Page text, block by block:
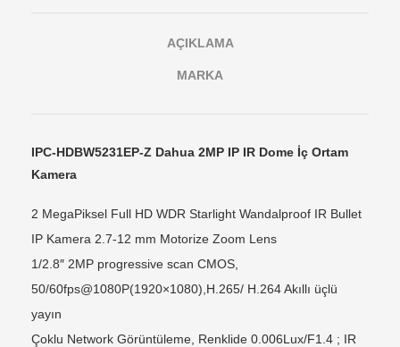
AÇIKLAMA
MARKA
IPC-HDBW5231EP-Z Dahua 2MP IP IR Dome İç Ortam
Kamera
2 MegaPiksel Full HD WDR Starlight Wandalproof IR Bullet
IP Kamera 2.7-12 mm Motorize Zoom Lens
1/2.8″ 2MP progressive scan CMOS,
50/60fps@1080P(1920×1080),H.265/ H.264 Akıllı üçlü
yayın
Çoklu Network Görüntüleme, Renklide 0.006Lux/F1.4 ; IR